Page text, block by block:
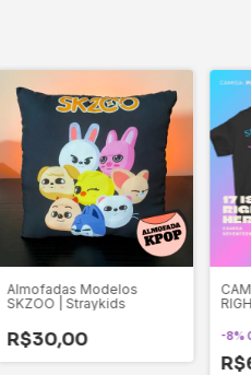
Almofadas Modelos
SKZOO | Straykids
R$30,00 -8%